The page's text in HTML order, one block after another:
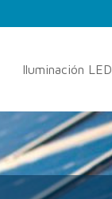
Iluminación LED